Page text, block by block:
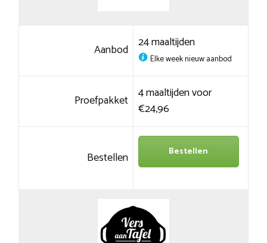
Aanbod 24 maaltijden
Elke week nieuw aanbod
Proefpakket 4 maaltijden voor
€24,96
Bestellen Bestellen